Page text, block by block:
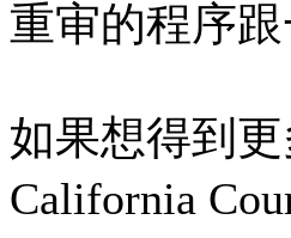
重审的程序
如果想得到
California